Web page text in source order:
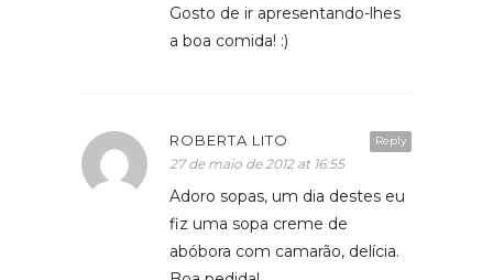
Gosto de ir apresentando-lhes
a boa comida! :)
Reply
ROBERTA LITO
27 de maio de 2012 at 16:55
Adoro sopas, um dia destes eu
fiz uma sopa creme de
abóbora com camarão, delícia.